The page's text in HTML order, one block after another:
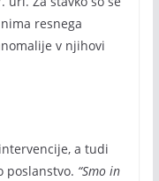
resnega
v njihovi
a tudi
poslanstvo. “Smo in